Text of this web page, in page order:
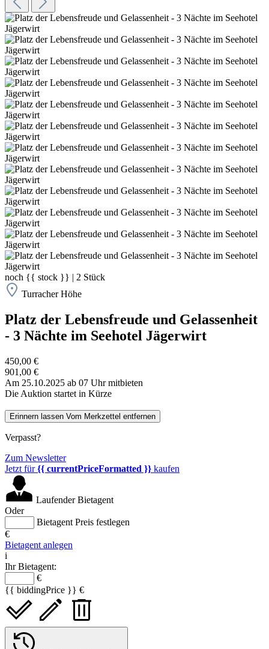
noch {{ stock }} | 2 Stück
Turracher Höhe
Platz der Lebensfreude und Gelassenheit
- 3 Nächte im Seehotel Jägerwirt
450,00 €
901,00 €
Am 25.10.2025 ab 07 Uhr mitbieten
Die Auktion startet in Kürze
Erinnern lassen Vom Merkzettel entfernen
Verpasst?
Zum Newsletter
Jetzt für{{ currentPriceFormatted }} kaufen
Laufender Bietagent
Oder
Bietagent Preis festlegen
€
Bietagent anlegen
i
Ihr Bietagent:
€
{{ biddingPrice }} €